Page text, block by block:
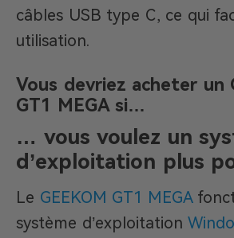
câbles USB type C, ce qui
utilisation.
Vous devriez acheter un
GT1 MEGA si…
… vous voulez un
d’exploitation plus
Le GEEKOM GT1 MEGA
système d’exploitation